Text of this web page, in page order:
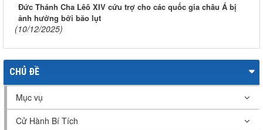
Đức Thánh Cha Lêô XIV cứu trợ cho các quốc gia châu Á bị
ảnh hưởng bởi bão lụt
(10/12/2025)
CHỦ ĐỀ
Mục vụ
Cử Hành Bí Tích